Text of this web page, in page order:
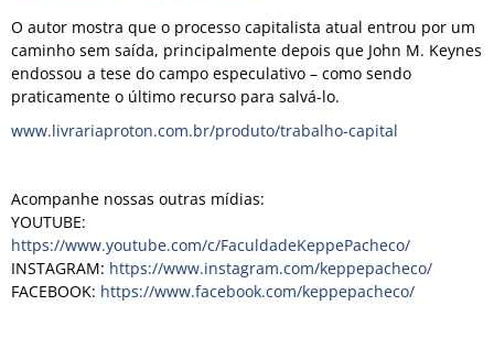
O autor mostra que o processo capitalista atual entrou por um
caminho sem saída, principalmente depois que John M. Keynes
endossou a tese do campo especulativo – como sendo
praticamente o último recurso para salvá-lo.
www.livrariaproton.com.br/produto/trabalho-capital
Acompanhe nossas outras mídias:
YOUTUBE:
https://www.youtube.com/c/FaculdadeKeppePacheco/
INSTAGRAM: https://www.instagram.com/keppepacheco/
FACEBOOK: https://www.facebook.com/keppepacheco/